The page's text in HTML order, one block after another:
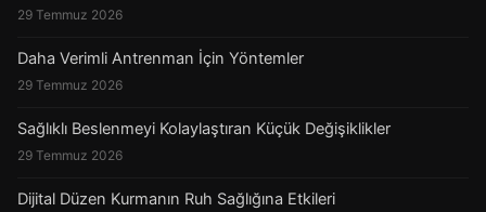
29 Temmuz 2026
Daha Verimli Antrenman İçin Yöntemler
29 Temmuz 2026
Sağlıklı Beslenmeyi Kolaylaştıran Küçük Değişiklikler
29 Temmuz 2026
Dijital Düzen Kurmanın Ruh Sağlığına Etkileri